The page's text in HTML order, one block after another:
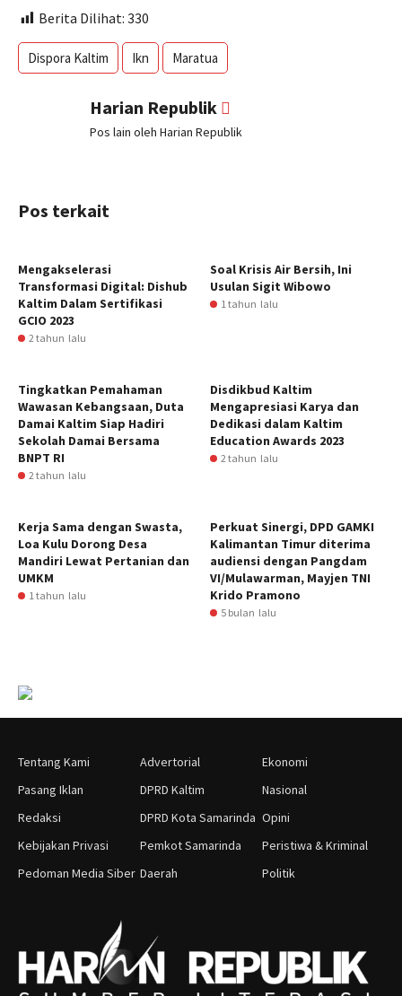
Berita Dilihat: 330
Dispora Kaltim Ikn Maratua
Harian Republik
Pos lain oleh Harian Republik
Pos terkait
Mengakselerasi
Transformasi Digital: Dishub
Kaltim Dalam Sertifikasi
GCIO 2023
2 tahun lalu
Soal Krisis Air Bersih, Ini
Usulan Sigit Wibowo
1 tahun lalu
Tingkatkan Pemahaman
Wawasan Kebangsaan, Duta
Damai Kaltim Siap Hadiri
Sekolah Damai Bersama
BNPT RI
2 tahun lalu
Disdikbud Kaltim
Mengapresiasi Karya dan
Dedikasi dalam Kaltim
Education Awards 2023
2 tahun lalu
Kerja Sama dengan Swasta,
Loa Kulu Dorong Desa
Mandiri Lewat Pertanian dan
UMKM
1 tahun lalu
Perkuat Sinergi, DPD GAMKI
Kalimantan Timur diterima
audiensi dengan Pangdam
VI/Mulawarman, Mayjen TNI
Krido Pramono
5 bulan lalu
Tentang Kami
Pasang Iklan
Redaksi
Kebijakan Privasi
Pedoman Media Siber
Advertorial
DPRD Kaltim
DPRD Kota Samarinda
Pemkot Samarinda
Daerah
Ekonomi
Nasional
Opini
Peristiwa & Kriminal
Politik